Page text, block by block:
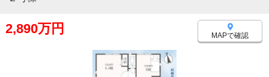
2,890万円 MAPで確認